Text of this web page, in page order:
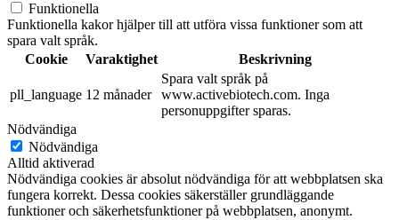
Funktionella
Funktionella kakor hjälper till att utföra vissa funktioner som att
spara valt språk.
Cookie
Varaktighet Beskrivning
pll_language 12 månader
Spara valt språk på
www.activebiotech.com. Inga
personuppgifter sparas.
Nödvändiga
Nödvändiga
Alltid aktiverad
Nödvändiga cookies är absolut nödvändiga för att webbplatsen ska
fungera korrekt. Dessa cookies säkerställer grundläggande
funktioner och säkerhetsfunktioner på webbplatsen, anonymt.